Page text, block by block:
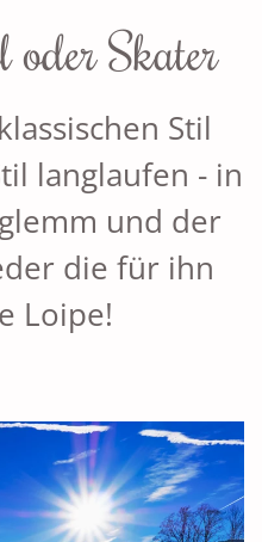
oder Skater
Stil
langlaufen - in
und der
die für ihn
Loipe!